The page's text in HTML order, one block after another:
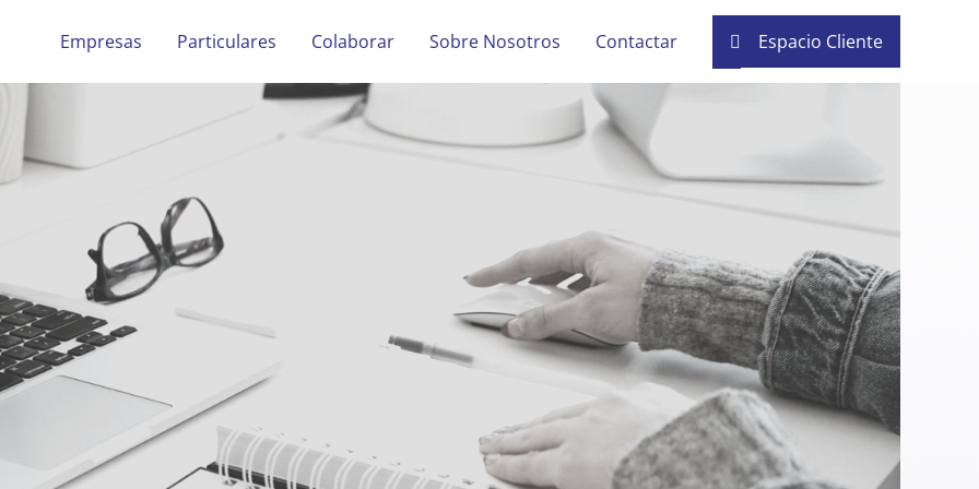
Empresas Particulares Colaborar Sobre Nosotros Contactar Espacio Cliente